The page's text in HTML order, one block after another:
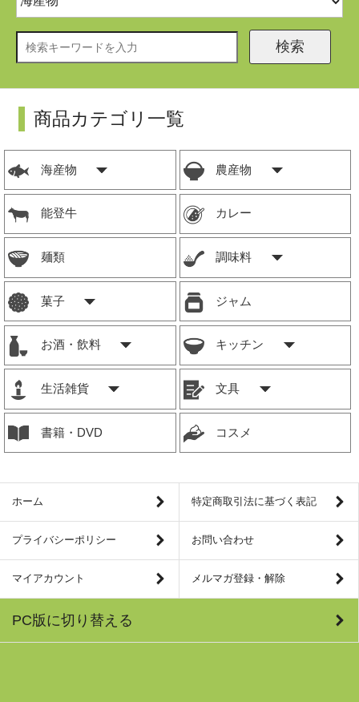
検索
商品カテゴリ一覧
海産物 農産物
能登牛 カレー
麺類 調味料
菓子 ジャム
お酒・飲料 キッチン
生活雑貨 文具
書籍・DVD コスメ
ホーム 特定商取引法に基づく表記
プライバシーポリシー お問い合わせ
マイアカウント メルマガ登録・解除
PC版に切り替える